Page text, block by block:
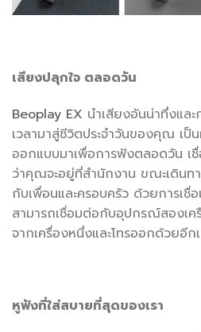
เสียงปลุกใจ ตลอดวัน
Beoplay EX นำเสียงอันน่าทึ่งแล
เวลามาสู่ชีวิตประจำวันของคุณ เ
ออกแบบมาเพื่อการฟังตลอดวัน เ
ว่าคุณจะอยู่ที่สำนักงาน ขณะเดินท
กับเพื่อนและครอบครัว ด้วยการเ
สามารถเชื่อมต่อกับอุปกรณ์สองเ
จากเครื่องหนึ่งและโทรออกด้วยอีก
หูฟังที่ใส่สบายที่สุดของเรา